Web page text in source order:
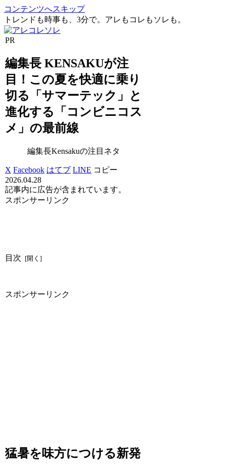
コンテンツへスキップ
トレンドも時事も、3分で。アレもコレもソレも。
PR
編集長 KENSAKUが注
目！この夏を快適に乗り
切る「サマーテック」と
進化する「コンビニコス
メ」の最前線
編集長Kensakuの注目ネタ
X Facebook はてブ LINE コピー
2026.04.28
記事内に広告が含まれています。
スポンサーリンク
目次
スポンサーリンク
猛暑を味方につける新発